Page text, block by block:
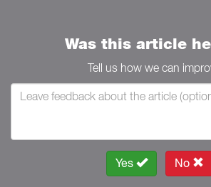
Was this article
Tell us how we can
Yes No